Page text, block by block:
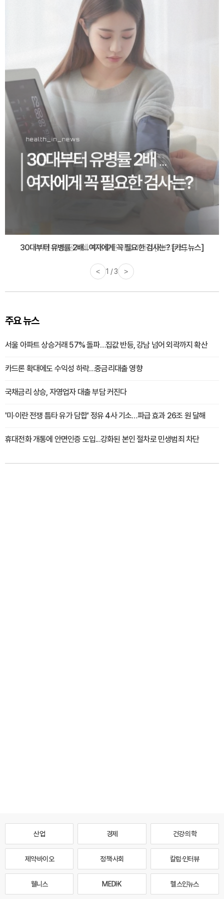
30대부터 유병률 2배...여자에게 꼭 필요한 검사는? [카드뉴스]
< 2 / 3 >
주요 뉴스
서울 아파트 상승거래 57% 돌파…집값 반등, 강남 넘어 외곽까지 확산
카드론 확대에도 수익성 하락…중금리대출 영향
국채금리 상승, 자영업자 대출 부담 커진다
'미·이란 전쟁 틈타 유가 담합' 정유 4사 기소…파급 효과 26조 원 달해
휴대전화 개통에 안면인증 도입...강화된 본인 절차로 민생범죄 차단
산업 경제 건강·의학
제약·바이오 정책·사회 칼럼·인터뷰
웰니스 MEDI·K 헬스인뉴스